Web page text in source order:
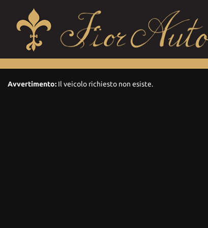
Avvertimento: Il veicolo richiesto non esiste.